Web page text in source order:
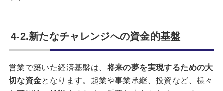
4-2.新たなチャレンジへの資金的基盤
営業で築いた経済基盤は、将来の夢を実現するための大
切な資金となります。起業や事業承継、投資など、様々